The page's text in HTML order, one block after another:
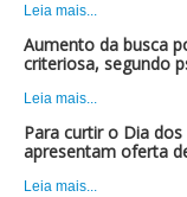
Leia mais...
Aumento da busca
criteriosa, segundo
Leia mais...
Para curtir o Dia
apresentam oferta
Leia mais...